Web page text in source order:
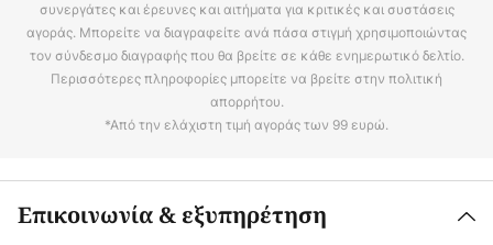
συνεργάτες και έρευνες και αιτήματα για κριτικές και συστάσεις
αγοράς. Μπορείτε να διαγραφείτε ανά πάσα στιγμή χρησιμοποιώντας
τον σύνδεσμο διαγραφής που θα βρείτε σε κάθε ενημερωτικό δελτίο.
Περισσότερες πληροφορίες μπορείτε να βρείτε στην πολιτική
απορρήτου.
*Από την ελάχιστη τιμή αγοράς των 99 ευρώ.
Επικοινωνία & εξυπηρέτηση